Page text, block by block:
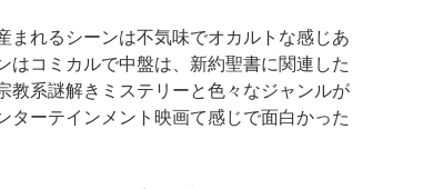
まれるシーンは不気味でオカルトな感じあ
はコミカルで中盤は、新約聖書に関連した
教系謎解きミステリーと色々なジャンルが
ターテインメント映画て感じで面白かった